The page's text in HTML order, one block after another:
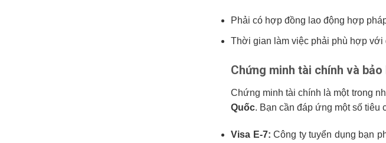
Phải có hợp đồng lao động hợp
Thời gian làm việc phải phù hợp với
Chứng minh tài chính và bảo
Chứng minh tài chính là một trong
Quốc. Bạn cần đáp ứng một số tiêu
Visa E-7: Công ty tuyển dụng bạn